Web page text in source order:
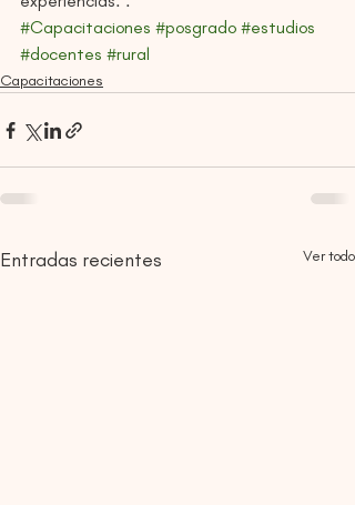
#Capacitaciones #posgrado #estudios
#docentes #rural
Capacitaciones
Entradas recientes Ver todo